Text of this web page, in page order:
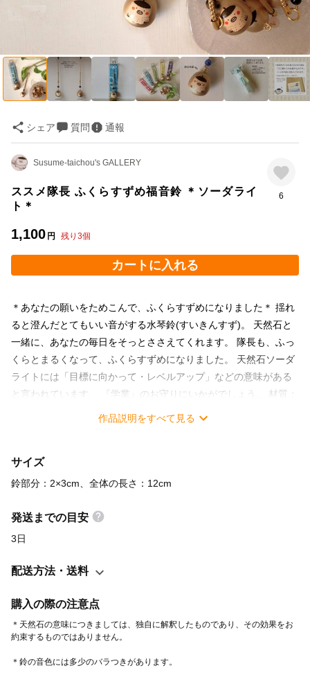
シェア 質問 通報
Susume-taichou's GALLERY
ススメ隊長 ふくらすずめ福音鈴 ＊ソーダライ
ト＊
1,100 円 残り 3個
6
カートに入れる
＊あなたの願いをためこんで、ふくらすずめになりました＊ 揺れ
ると澄んだとてもいい音がする水琴鈴(すいきんすず)。 天然石と
一緒に、あなたの毎日をそっとささえてくれます。 隊長も、ふっ
くらとまるくなって、ふくらすずめになりました。 天然石ソーダ
ライトには「目標に向かって・レベルアップ」などの意味がある
と言われています。 『学業』のお守りにいかがでしょう。 材質：
鈴(真鍮)、中玉(鉄)、根付紐(レーヨン) ★福音鈴(ふくいんすず)は
作品説明をすべて見る
サイズ
鈴部分：2×3cm、全体の長さ：12cm
発送までの目安
3日
配送方法・送料
購入の際の注意点
＊天然石の意味につきましては、独自に解釈したものであり、その効果をお